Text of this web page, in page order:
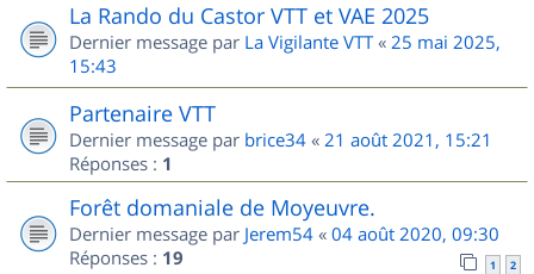
La Rando du Castor VTT et VAE 2025
Dernier message par La Vigilante VTT« 25 mai 2025,
15:43
Partenaire VTT
Dernier message par brice34 « 21 août 2021, 15:21
Réponses : 1
Forêt domaniale de Moyeuvre.
Dernier message par Jerem54 « 04 août 2020, 09:30
Réponses : 19 1 2